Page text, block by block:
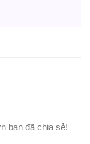
bạn đã chia sẻ!